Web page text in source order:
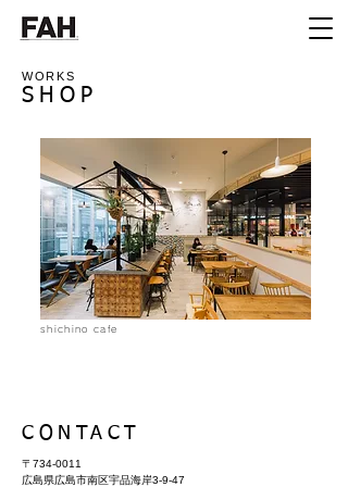
WORKS
SHOP
shichino cafe
CONTACT
〒734-0011
広島県広島市南区宇品海岸3-9-47